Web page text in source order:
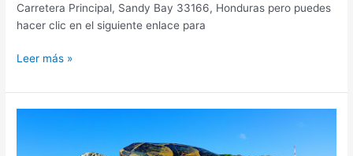
Carretera Principal, Sandy Bay 33166, Honduras pero puedes
hacer clic en el siguiente enlace para
Leer más »